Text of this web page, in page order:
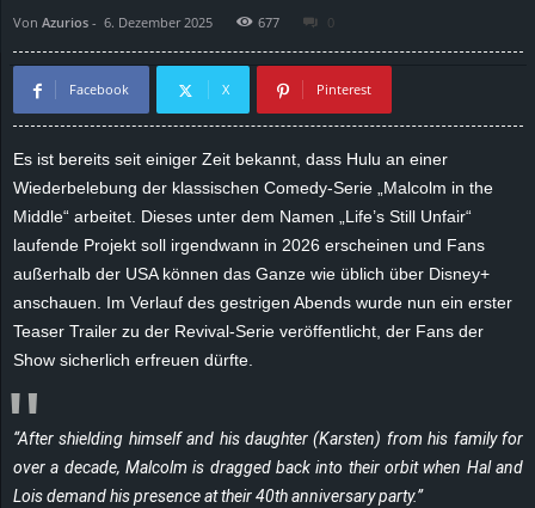
Von Azurios - 6. Dezember 2025 677 0
Facebook X Pinterest
Es ist bereits seit einiger Zeit bekannt, dass Hulu an einer
Wiederbelebung der klassischen Comedy-Serie „Malcolm in the
Middle“ arbeitet. Dieses unter dem Namen „Life’s Still Unfair“
laufende Projekt soll irgendwann in 2026 erscheinen und Fans
außerhalb der USA können das Ganze wie üblich über Disney+
anschauen. Im Verlauf des gestrigen Abends wurde nun ein erster
Teaser Trailer zu der Revival-Serie veröffentlicht, der Fans der
Show sicherlich erfreuen dürfte.
“After shielding himself and his daughter (Karsten) from his family for
over a decade, Malcolm is dragged back into their orbit when Hal and
Lois demand his presence at their 40th anniversary party.”